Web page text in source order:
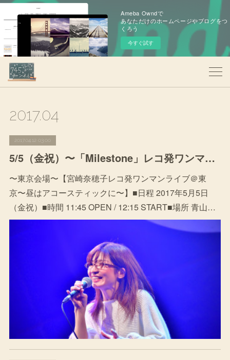
Ameba Owndで
あなただけのホームページやブログをつ
くろう
今すぐ試す
2017.04
2017.04.12 03:00
5/5（金祝）〜「Milestone」レコ発ワンマンツアー開催！
〜東京会場〜【宮崎奈穂子レコ発ワンマンライブ＠東
京〜昼はアコースティックに〜】■日程 2017年5月5日
（金祝）■時間 11:45 OPEN / 12:15 START■場所 青山…